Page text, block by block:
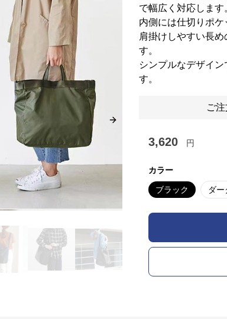
Next slide
で幅広く対応します
内側には仕切りポケ
肩掛けしやすい長
す。
シンプルなデザイ
す。
ご
3,620 円
カラー
ブラック ダー